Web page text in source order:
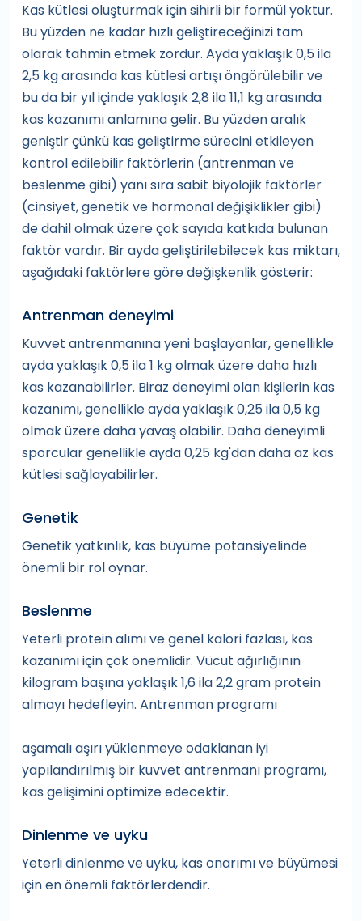
Kas kütlesi oluşturmak için sihirli bir formül yoktur.
Bu yüzden ne kadar hızlı geliştireceğinizi tam
olarak tahmin etmek zordur. Ayda yaklaşık 0,5 ila
2,5 kg arasında kas kütlesi artışı öngörülebilir ve
bu da bir yıl içinde yaklaşık 2,8 ila 11,1 kg arasında
kas kazanımı anlamına gelir. Bu yüzden aralık
geniştir çünkü kas geliştirme sürecini etkileyen
kontrol edilebilir faktörlerin (antrenman ve
beslenme gibi) yanı sıra sabit biyolojik faktörler
(cinsiyet, genetik ve hormonal değişiklikler gibi)
de dahil olmak üzere çok sayıda katkıda bulunan
faktör vardır. Bir ayda geliştirilebilecek kas miktarı,
aşağıdaki faktörlere göre değişkenlik gösterir:
Antrenman deneyimi
Kuvvet antrenmanına yeni başlayanlar, genellikle
ayda yaklaşık 0,5 ila 1 kg olmak üzere daha hızlı
kas kazanabilirler. Biraz deneyimi olan kişilerin kas
kazanımı, genellikle ayda yaklaşık 0,25 ila 0,5 kg
olmak üzere daha yavaş olabilir. Daha deneyimli
sporcular genellikle ayda 0,25 kg'dan daha az kas
kütlesi sağlayabilirler.
Genetik
Genetik yatkınlık, kas büyüme potansiyelinde
önemli bir rol oynar.
Beslenme
Yeterli protein alımı ve genel kalori fazlası, kas
kazanımı için çok önemlidir. Vücut ağırlığının
kilogram başına yaklaşık 1,6 ila 2,2 gram protein
almayı hedefleyin. Antrenman programı
aşamalı aşırı yüklenmeye odaklanan iyi
yapılandırılmış bir kuvvet antrenmanı programı,
kas gelişimini optimize edecektir.
Dinlenme ve uyku
Yeterli dinlenme ve uyku, kas onarımı ve büyümesi
için en önemli faktörlerdendir.